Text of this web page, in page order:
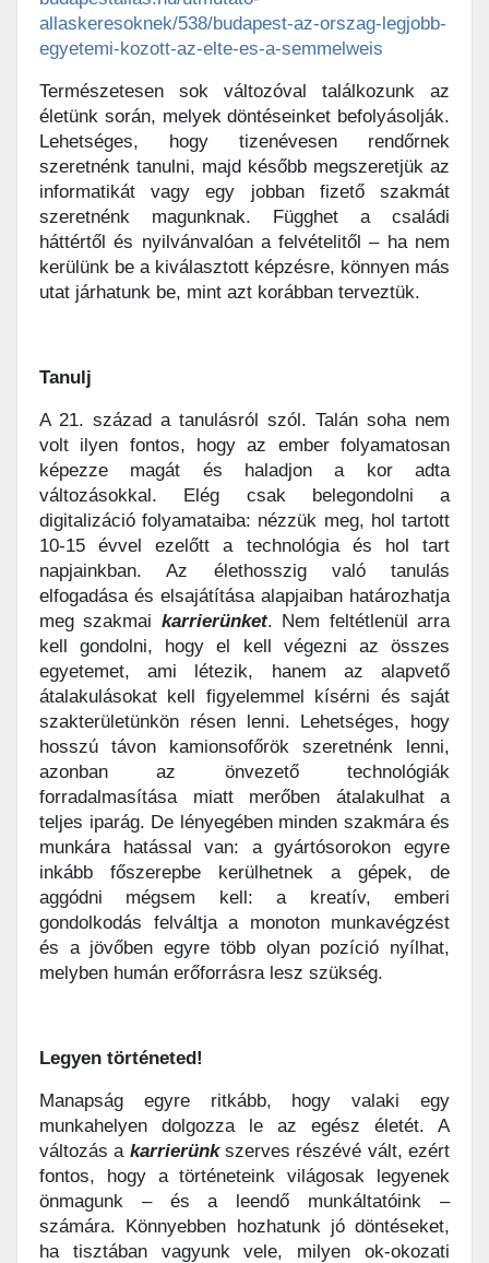
allaskeresoknek/538/budapest-az-orszag-legjobb-
egyetemi-kozott-az-elte-es-a-semmelweis
Természetesen sok változóval találkozunk az
életünk során, melyek döntéseinket befolyásolják.
Lehetséges, hogy tizenévesen rendőrnek
szeretnénk tanulni, majd később megszeretjük az
informatikát vagy egy jobban fizető szakmát
szeretnénk magunknak. Függhet a családi
háttértől és nyilvánvalóan a felvételitől – ha nem
kerülünk be a kiválasztott képzésre, könnyen más
utat járhatunk be, mint azt korábban terveztük.
Tanulj
A 21. század a tanulásról szól. Talán soha nem
volt ilyen fontos, hogy az ember folyamatosan
képezze magát és haladjon a kor adta
változásokkal. Elég csak belegondolni a
digitalizáció folyamataiba: nézzük meg, hol tartott
10-15 évvel ezelőtt a technológia és hol tart
napjainkban. Az élethosszig való tanulás
elfogadása és elsajátítása alapjaiban határozhatja
meg szakmai karrierünket. Nem feltétlenül arra
kell gondolni, hogy el kell végezni az összes
egyetemet, ami létezik, hanem az alapvető
átalakulásokat kell figyelemmel kísérni és saját
szakterületünkön résen lenni. Lehetséges, hogy
hosszú távon kamionsofőrök szeretnénk lenni,
azonban az önvezető technológiák
forradalmasítása miatt merőben átalakulhat a
teljes iparág. De lényegében minden szakmára és
munkára hatással van: a gyártósorokon egyre
inkább főszerepbe kerülhetnek a gépek, de
aggódni mégsem kell: a kreatív, emberi
gondolkodás felváltja a monoton munkavégzést
és a jövőben egyre több olyan pozíció nyílhat,
melyben humán erőforrásra lesz szükség.
Legyen történeted!
Manapság egyre ritkább, hogy valaki egy
munkahelyen dolgozza le az egész életét. A
változás a karrierünkszerves részévé vált, ezért
fontos, hogy a történeteink világosak legyenek
önmagunk – és a leendő munkáltatóink –
számára. Könnyebben hozhatunk jó döntéseket,
ha tisztában vagyunk vele, milyen ok-okozati